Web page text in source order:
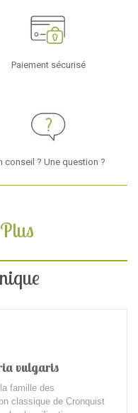
Paiement sécurisé
conseil ? Une question ?
vulgaris
famille des
classique de Cronquist